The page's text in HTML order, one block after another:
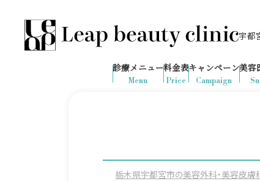
宇都
の予約が入りました
診療時間：10:00-19:00
（土日祝日対応）
Menu
診療メニュー
Price
料金表
Campaign
キャンペーン美容
栃木県宇都宮市の美容外科・美容皮